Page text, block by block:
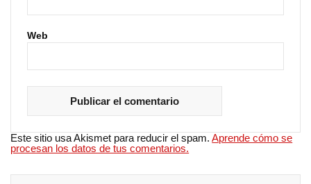
Web
Este sitio usa Akismet para reducir el spam.Aprende cómo se
procesan los datos de tus comentarios.